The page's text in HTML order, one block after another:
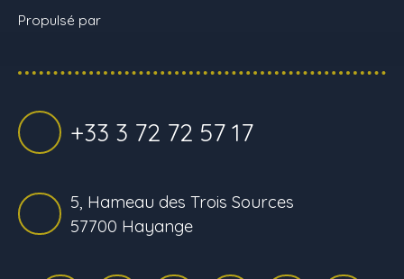
Propulsé par
+33 3 72 72 57 17
5, Hameau des Trois Sources
57700 Hayange